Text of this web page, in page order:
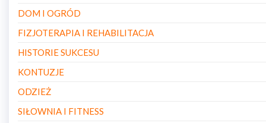
DOM I OGRÓD
FIZJOTERAPIA I REHABILITACJA
HISTORIE SUKCESU
KONTUZJE
ODZIEŻ
SIŁOWNIA I FITNESS